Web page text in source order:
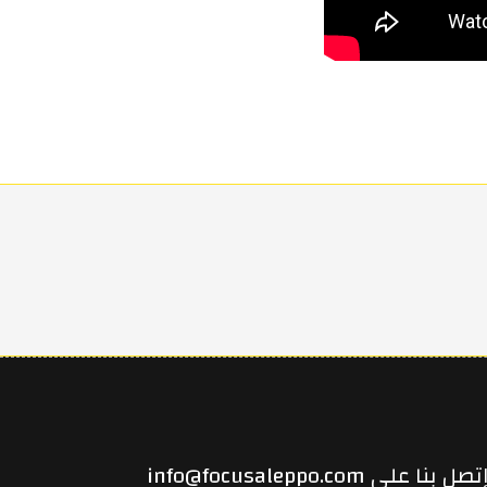
إتصل بنا على info@focusaleppo.com